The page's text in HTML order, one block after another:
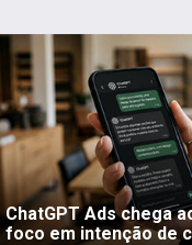
ChatGPT Ads chega
foco em intenção de